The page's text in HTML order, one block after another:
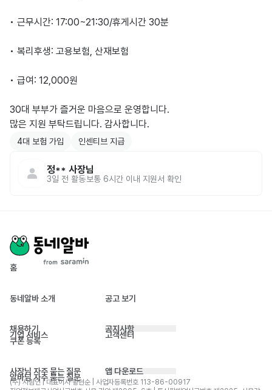
• 근무시간: 17:00~21:30/휴게시간 30분
• 복리후생: 고용보험, 산재보험
• 급여: 12,000원
30대 부부가 즐거운 마음으로 운영합니다.
많은 지원 부탁드립니다. 감사합니다.
4대 보험 가입 인센티브 지급
정** 사장님
3일 전 활동보통 6시간 이내 지원서 확인
홈
동네알바 소개 공고 보기
채용하기
기업 서비스
쿠폰 등록
공지사항
고객센터
사장님 자주 묻는 질문
알바님 자주 묻는 질문
앱 다운로드
(주) 사람인 | 대표이사 황현순 | 사업자등록번호 113-86-00917